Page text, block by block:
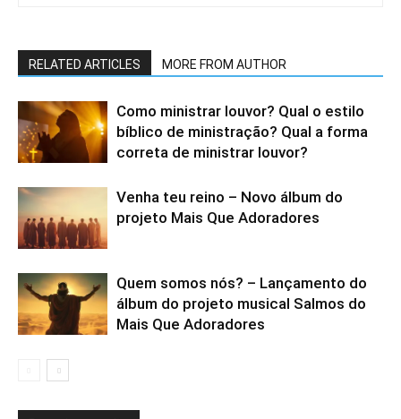
RELATED ARTICLES MORE FROM AUTHOR
Como ministrar louvor? Qual o estilo
bíblico de ministração? Qual a forma
correta de ministrar louvor?
Venha teu reino – Novo álbum do
projeto Mais Que Adoradores
Quem somos nós? – Lançamento do
álbum do projeto musical Salmos do
Mais Que Adoradores